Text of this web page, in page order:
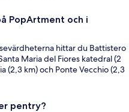
PopArtment och i
hittar du Battistero
Maria del Fiores katedral (2
(2,3 km) och Ponte Vecchio (2,3
pentry?